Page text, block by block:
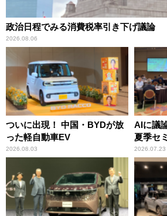
政治日程でみる消費税率引き下げ議論
2026.08.06
ついに出現！ 中国・BYDが放
った軽自動車EV
2026.08.03
AIに議
夏季セ
2026.07.23